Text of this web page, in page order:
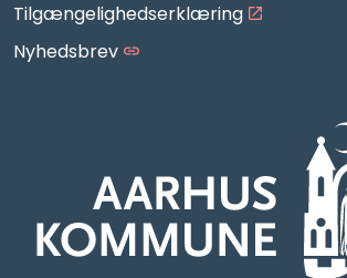
Tilgængelighedserklæring
Nyhedsbrev